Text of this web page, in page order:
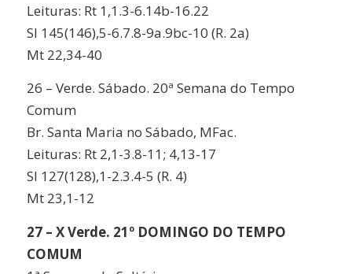
Leituras: Rt 1,1.3-6.14b-16.22
Sl 145(146),5-6.7.8-9a.9bc-10 (R. 2a)
Mt 22,34-40
26 – Verde. Sábado. 20ª Semana do Tempo
Comum
Br. Santa Maria no Sábado, MFac.
Leituras: Rt 2,1-3.8-11; 4,13-17
Sl 127(128),1-2.3.4-5 (R. 4)
Mt 23,1-12
27 – X Verde. 21º DOMINGO DO TEMPO
COMUM